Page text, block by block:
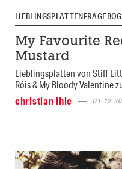
My Favourite
Mustard
Lieblingsplatten von Stiff
Róis & My Bloody Valentine
christian ihle